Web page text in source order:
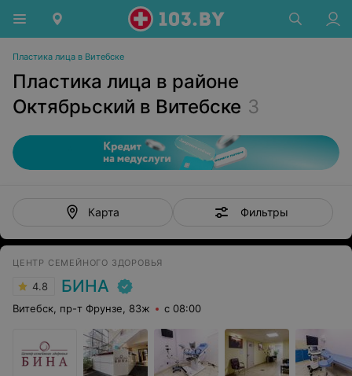
Пластика лица в Витебске
Пластика лица в районе
Октябрьский в Витебске 3
Карта Фильтры
ЦЕНТР СЕМЕЙНОГО ЗДОРОВЬЯ
4.8 БИНА
Витебск, пр-т Фрунзе, 83ж с 08:00